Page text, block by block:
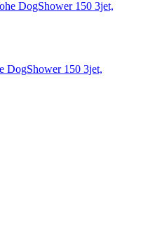
DogShower 150 3jet,